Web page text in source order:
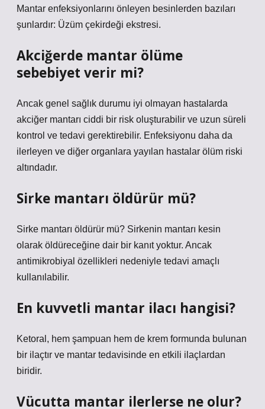
Mantar enfeksiyonlarını önleyen besinlerden bazıları
şunlardır: Üzüm çekirdeği ekstresi.
Akciğerde mantar ölüme
sebebiyet verir mi?
Ancak genel sağlık durumu iyi olmayan hastalarda
akciğer mantarı ciddi bir risk oluşturabilir ve uzun süreli
kontrol ve tedavi gerektirebilir. Enfeksiyonu daha da
ilerleyen ve diğer organlara yayılan hastalar ölüm riski
altındadır.
Sirke mantarı öldürür mü?
Sirke mantarı öldürür mü? Sirkenin mantarı kesin
olarak öldüreceğine dair bir kanıt yoktur. Ancak
antimikrobiyal özellikleri nedeniyle tedavi amaçlı
kullanılabilir.
En kuvvetli mantar ilacı hangisi?
Ketoral, hem şampuan hem de krem ​​formunda bulunan
bir ilaçtır ve mantar tedavisinde en etkili ilaçlardan
biridir.
Vücutta mantar ilerlerse ne olur?